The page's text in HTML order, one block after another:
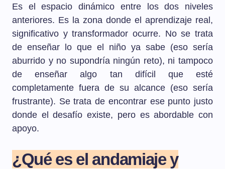
Es el espacio dinámico entre los dos niveles
anteriores. Es la zona donde el aprendizaje real,
significativo y transformador ocurre. No se trata
de enseñar lo que el niño ya sabe (eso sería
aburrido y no supondría ningún reto), ni tampoco
de enseñar algo tan difícil que esté
completamente fuera de su alcance (eso sería
frustrante). Se trata de encontrar ese punto justo
donde el desafío existe, pero es abordable con
apoyo.
¿Qué es el andamiaje y